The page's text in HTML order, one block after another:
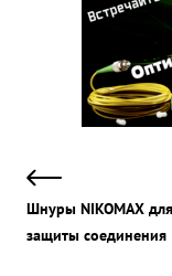
Шнуры NIKOMAX для
защиты соединения